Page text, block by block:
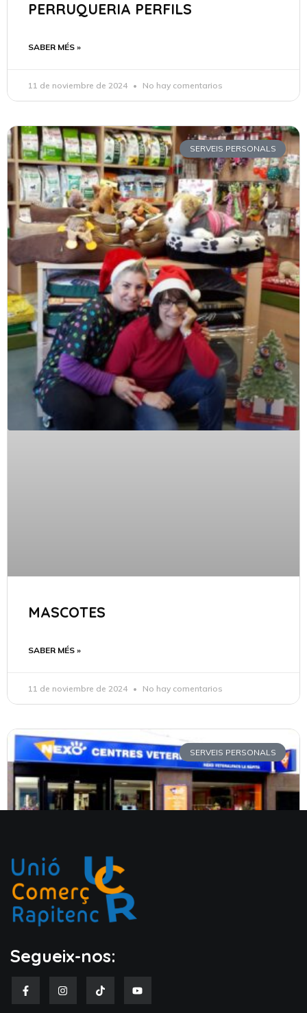
PERRUQUERIA PERFILS
SABER MÉS »
11 de noviembre de 2024 No hay comentarios
SERVEIS PERSONALS
MASCOTES
SABER MÉS »
11 de noviembre de 2024 No hay comentarios
SERVEIS PERSONALS
Segueix-nos: